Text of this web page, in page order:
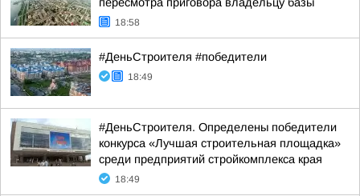
18:58
#ДеньСтроителя #победители
18:49
#ДеньСтроителя. Определены победители
конкурса «Лучшая строительная площадка»
среди предприятий стройкомплекса края
18:49